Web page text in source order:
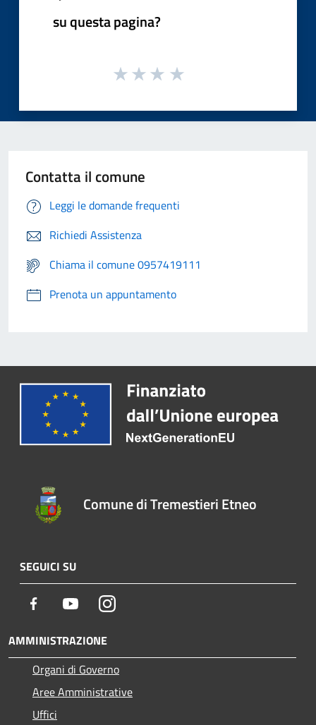
su questa pagina?
Contatta il comune
Leggi le domande frequenti
Richiedi Assistenza
Chiama il comune 0957419111
Prenota un appuntamento
Comune di Tremestieri Etneo
SEGUICI SU
Facebook YoutubeInstagram
AMMINISTRAZIONE
Organi di Governo
Aree Amministrative
Uffici